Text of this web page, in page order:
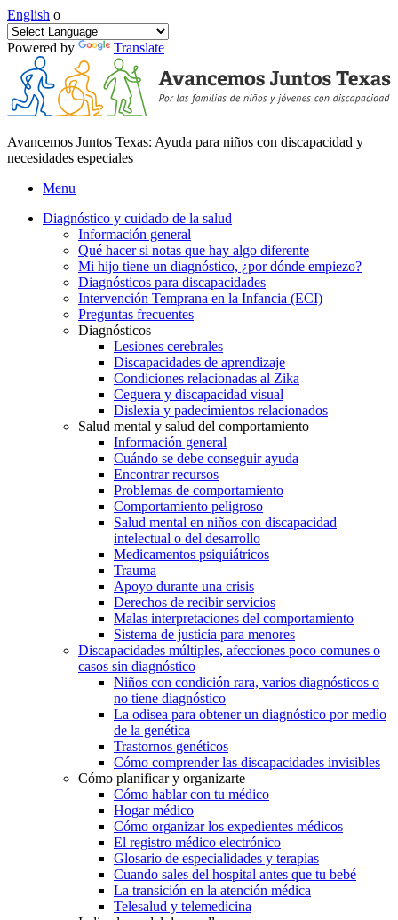
English o
Powered by Translate
Avancemos Juntos Texas: Ayuda para niños con discapacidad y
necesidades especiales
Menu
Diagnóstico y cuidado de la salud
Información general
Qué hacer si notas que hay algo diferente
Mi hijo tiene un diagnóstico, ¿por dónde empiezo?
Diagnósticos para discapacidades
Intervención Temprana en la Infancia (ECI)
Preguntas frecuentes
Diagnósticos
Lesiones cerebrales
Discapacidades de aprendizaje
Condiciones relacionadas al Zika
Ceguera y discapacidad visual
Dislexia y padecimientos relacionados
Salud mental y salud del comportamiento
Información general
Cuándo se debe conseguir ayuda
Encontrar recursos
Problemas de comportamiento
Comportamiento peligroso
Salud mental en niños con discapacidad
intelectual o del desarrollo
Medicamentos psiquiátricos
Trauma
Apoyo durante una crisis
Derechos de recibir servicios
Malas interpretaciones del comportamiento
Sistema de justicia para menores
Discapacidades múltiples, afecciones poco comunes o
casos sin diagnóstico
Niños con condición rara, varios diagnósticos o
no tiene diagnóstico
La odisea para obtener un diagnóstico por medio
de la genética
Trastornos genéticos
Cómo comprender las discapacidades invisibles
Cómo planificar y organizarte
Cómo hablar con tu médico
Hogar médico
Cómo organizar los expedientes médicos
El registro médico electrónico
Glosario de especialidades y terapias
Cuando sales del hospital antes que tu bebé
La transición en la atención médica
Telesalud y telemedicina